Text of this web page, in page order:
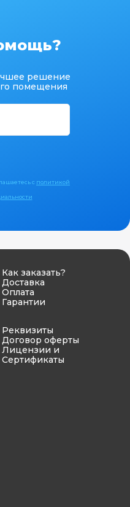
решение
помещения
с политикой
Как заказать?
Доставка
Оплата
Гарантии
Реквизиты
Договор оферты
Лицензии и
Сертификаты